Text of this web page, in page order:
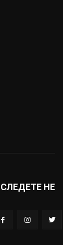
СЛЕДЕТЕ НЕ